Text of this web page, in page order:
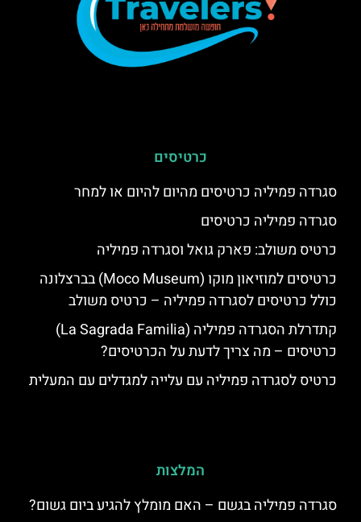
כרטיסים
סגרדה פמיליה כרטיסים מהיום להיום או למחר
סגרדה פמיליה כרטיסים
כרטיס משולב: פארק גואל וסגרדה פמיליה
כרטיסים למוזיאון מוקו (Moco Museum) בברצלונה
כולל כרטיסים לסגרדה פמיליה – כרטיס משולב
קתדרלת הסגרדה פמיליה (La Sagrada Familia)
כרטיסים – מה צריך לדעת על הכרטיסים?
כרטיס לסגרדה פמיליה עם עלייה למגדלים עם המעלית
המלצות
סגרדה פמיליה בגשם – האם מומלץ להגיע ביום גשום?